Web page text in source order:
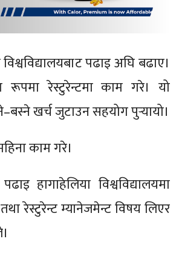
पढाइ अघि बढाए।
रेस्टुरेन्टमा काम गरे। यो
खर्च जुटाउन सहयोग पुर्‍यायो।
काम गरे।
हागाहेलिया विश्वविद्यालयमा
रेस्टुरेन्ट म्यानेजमेन्ट विषय लिएर